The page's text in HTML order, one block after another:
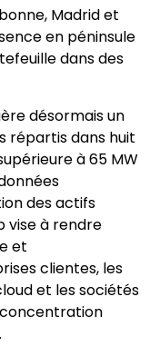
Madrid et
en péninsule
dans des
désormais un
répartis dans huit
à 65 MW
des actifs
vise à rendre
et
clientes, les
et les sociétés